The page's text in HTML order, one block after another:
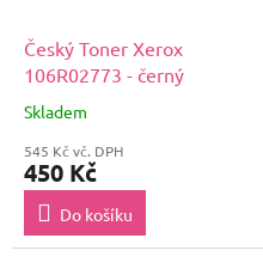
Český Toner Xerox
106R02773 - černý
Skladem
545 Kč vč. DPH
450 Kč
Do košíku